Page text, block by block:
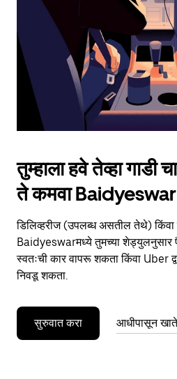
the
calendar.
तुम्हाला हवे तेव्हा गाडी
ते कमवा Baidyeswar
डिलिव्हरीज (उपलब्ध असतील तेथे)
Baidyeswarमध्ये तुमच्या शेड्युलनुसार
स्वतःची कार वापरू शकता किंवा Uber
निवडू शकता.
सुरुवात करा आधीपासून